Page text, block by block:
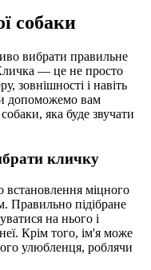
собаки
вибрати правильне
— це не просто
зовнішності і навіть
допоможемо вам
яка буде звучати
кличку
міцного
Правильно підібране
на нього і
Крім того, ім'я може
улюбленця, роблячи